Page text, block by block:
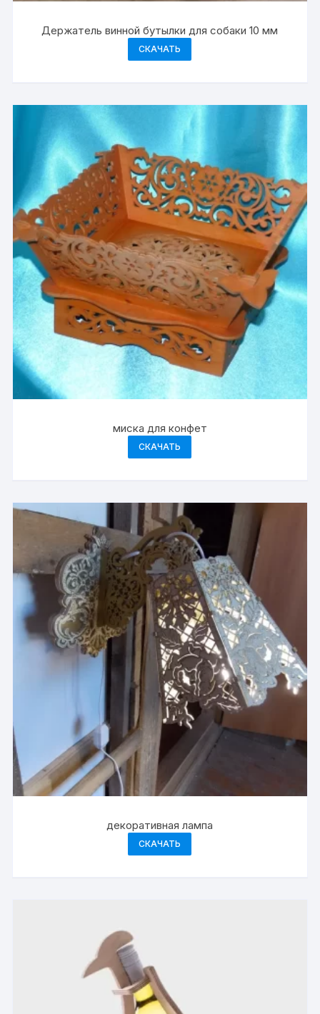
Держатель винной бутылки для собаки 10 мм
СКАЧАТЬ
миска для конфет
СКАЧАТЬ
декоративная лампа
СКАЧАТЬ